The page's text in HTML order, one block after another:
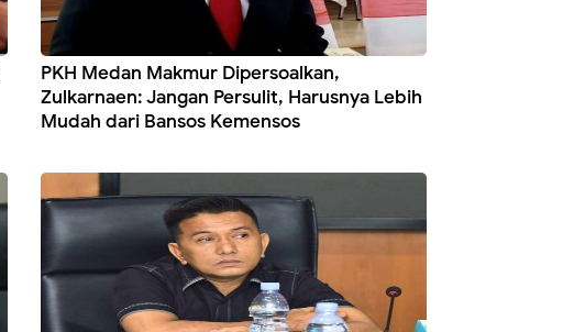
PKH Medan Makmur Dipersoalkan,
Zulkarnaen: Jangan Persulit, Harusnya Lebih
Mudah dari Bansos Kemensos